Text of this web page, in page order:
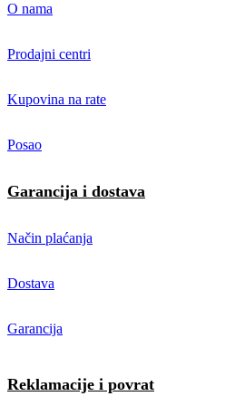
O nama
Prodajni centri
Kupovina na rate
Posao
Garancija i dostava
Način plaćanja
Dostava
Garancija
Reklamacije i povrat